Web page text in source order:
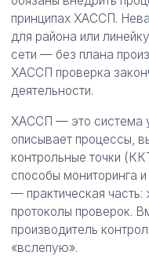
принципах ХАССП.
для района или
сети — без плана
ХАССП проверка
деятельности.
ХАССП — это система
описывает процессы,
контрольные точки
способы мониторинга
— практическая часть:
протоколы проверок.
производитель
«вслепую».